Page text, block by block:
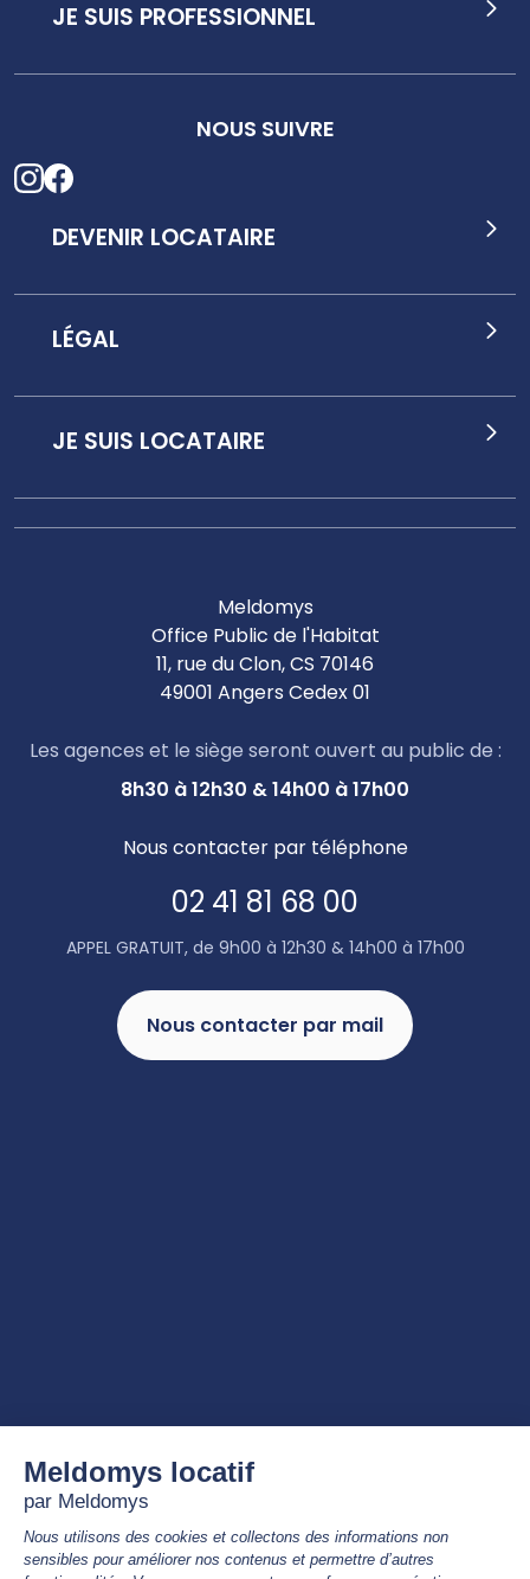
Meldomys
Office Public de l'Habitat
11, rue du Clon, CS 70146
49001 Angers Cedex 01
Les agences et le siège seront ouvert au public de :
8h30 à 12h30 & 14h00 à 17h00
Nous contacter par téléphone
02 41 81 68 00
APPEL GRATUIT, de 9h00 à 12h30 & 14h00 à 17h00
Nous contacter par mail
JE SUIS LOCATAIRE
DEVENIR LOCATAIRE
LÉGAL
JE SUIS PROFESSIONNEL
NOUS SUIVRE